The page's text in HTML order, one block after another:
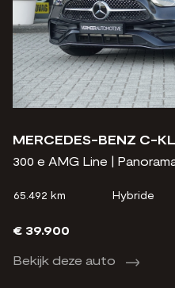
MERCEDES-BENZ C-
300 e AMG Line |
65.492 km Hybride
€ 39.900
Bekijk deze auto